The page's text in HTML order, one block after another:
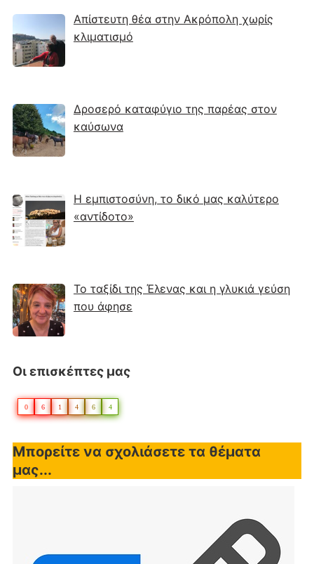
Απίστευτη θέα στην Ακρόπολη χωρίς
κλιματισμό
Δροσερό καταφύγιο της παρέας στον
καύσωνα
Η εμπιστοσύνη, το δικό μας καλύτερο
«αντίδοτο»
Το ταξίδι της Έλενας και η γλυκιά γεύση
που άφησε
Οι επισκέπτες μας
0 6 1 4 6 4
Μπορείτε να σχολιάσετε τα θέματα
μας...